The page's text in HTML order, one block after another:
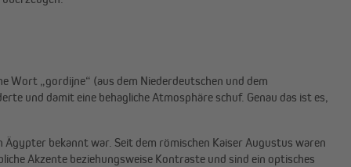
Wort „gordijne“ (aus dem Niederdeutschen und dem
und damit eine behagliche Atmosphäre schuf. Genau das ist es,
Ägypter bekannt war. Seit dem römischen Kaiser Augustus waren
Akzente beziehungsweise Kontraste und sind ein optisches